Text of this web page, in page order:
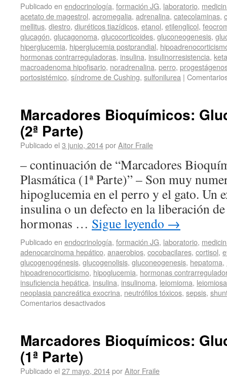
Publicado en endocrinología, formación JG, laboratorio,
acetato de magestrol, acromegalia, adrenalina, catecolaminas,
mellitus, diestro, diuréticos tiazídicos, etanol, etilenglicol,
glucagón, glucagonoma, glucocorticoides, gluconeogenesis,
hiperglucemia, hiperglucemia postprandial,
hormonas contrarreguladoras, insulina, insulinorresistencia,
macroadenoma hipofisario, noradrenalina, perro,
portosistémico, síndrome de Cushing, sulfonilurea |
Marcadores Bioquímicos:
(2ª Parte)
Publicado el 3 junio, 2014porAitor Fraile
– continuación de “Marcadores
Plasmática (1ª Parte)” – Son muy
hipoglucemia en el perro y el gato. Un
insulina o un defecto en la liberación
hormonas … Sigue leyendo →
Publicado en endocrinología, formación JG, laboratorio,
adenocarcinoma hepático, anaerobios, cocobacilares, cortisol,
glucogenogénesis, glucogenolisis, gluconeogenesis, hepatoma,
hipoadrenocorticismo, hipoglucemia, hormonas
insuficiencia hepática, insulina, insulinoma, leiomioma,
neoplasia pancreática exocrina, neutrófilos tóxicos, sepsis,
Comentarios desactivados
Marcadores Bioquímicos:
(1ª Parte)
Publicado el 27 mayo, 2014porAitor Fraile